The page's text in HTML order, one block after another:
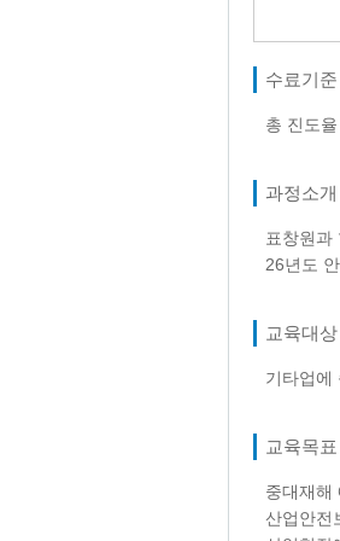
수료기준
총 진도
과정소개
표창원과
26년도
교육대상
기타업에
교육목표
중대재해
산업안전